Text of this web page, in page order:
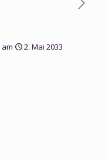
am 2. Mai 2033